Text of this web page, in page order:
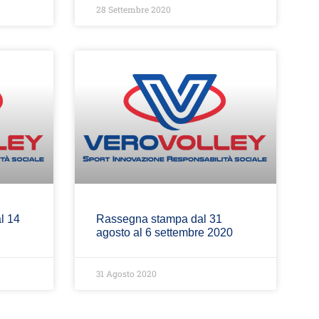
28 Settembre 2020
14
Rassegna stampa dal 31
agosto al 6 settembre 2020
31 Agosto 2020